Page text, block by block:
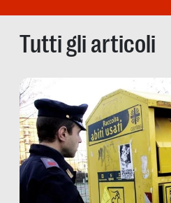
Tutti gli articoli